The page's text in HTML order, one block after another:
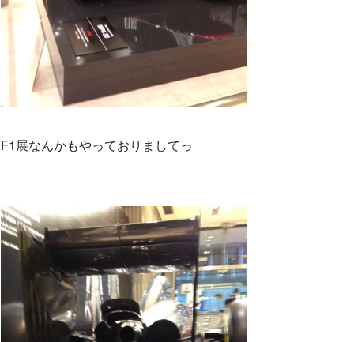
F1展なんかもやっておりましてっ